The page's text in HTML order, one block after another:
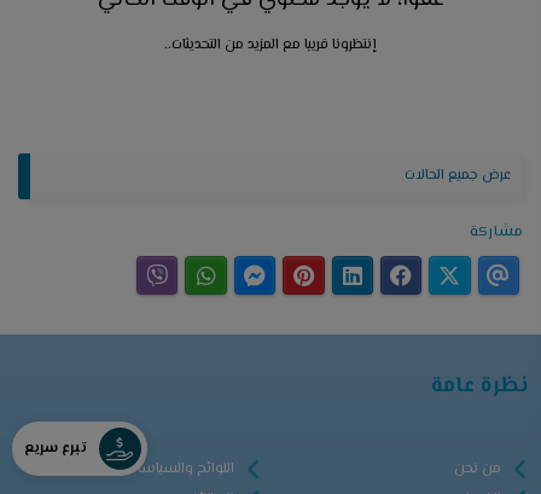
إنتظرونا قريبا مع المزيد من التحديثات..
عرض جميع الحالات
مشاركة
نظرة عامة
من نحن
اللوائح والسياسات
تبرع سريع